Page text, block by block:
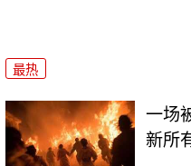
最热
一场
新所